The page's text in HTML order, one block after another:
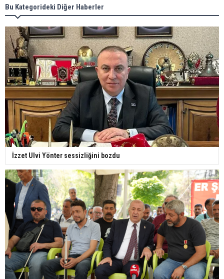
Bu Kategorideki Diğer Haberler
İzzet Ulvi Yönter sessizliğini bozdu